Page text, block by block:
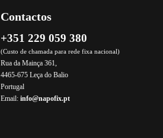
Contactos
+351 229 059 380
(Custo de chamada para rede fixa nacional)
Rua da Mainça 361,
4465-675 Leça do Balio
Portugal
Email:info@napofix.pt